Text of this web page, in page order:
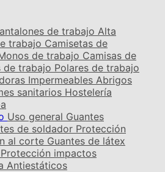
de trabajo Alta
trabajo Camisetas de
de trabajo Camisas de
de trabajo Polares de trabajo
Impermeables Abrigos
sanitarios Hostelería
Uso general Guantes
de soldador Protección
al corte Guantes de látex
Protección impactos
Antiestáticos